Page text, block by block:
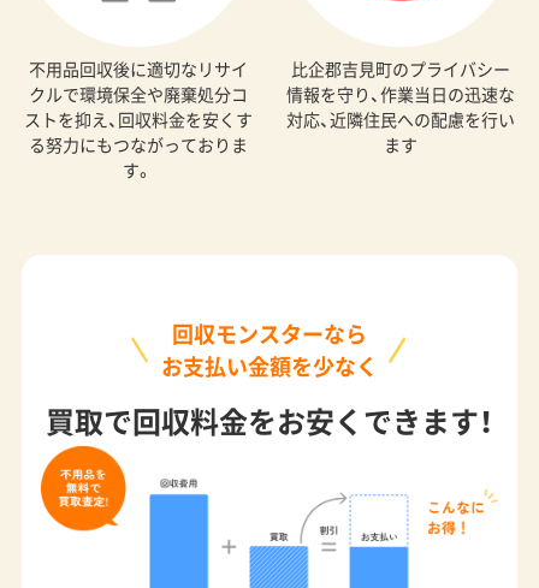
不用品回収後に適切なリサイ
クルで環境保全や廃棄処分コ
ストを抑え、回収料金を安くす
る努力にもつながっておりま
す。
比企郡吉見町のプライバシー
情報を守り、作業当日の迅速な
対応、近隣住民への配慮を行い
ます
回収モンスターなら
お支払い金額を少なく
買取で回収料金をお安くできます！